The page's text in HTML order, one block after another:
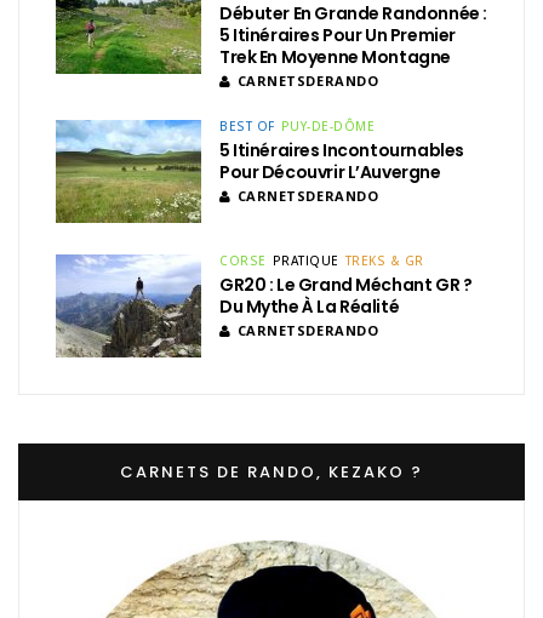
Débuter En Grande Randonnée :
5 Itinéraires Pour Un Premier
Trek En Moyenne Montagne
CARNETSDERANDO
BEST OF PUY-DE-DÔME
5 Itinéraires Incontournables
Pour Découvrir L’Auvergne
CARNETSDERANDO
CORSE PRATIQUE TREKS & GR
GR20 : Le Grand Méchant GR ?
Du Mythe À La Réalité
CARNETSDERANDO
CARNETS DE RANDO, KEZAKO ?